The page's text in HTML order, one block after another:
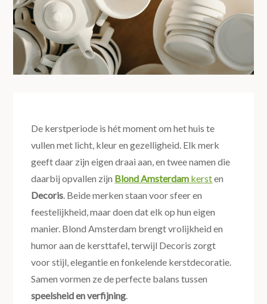
De kerstperiode is hét moment om het huis te
vullen met licht, kleur en gezelligheid. Elk merk
geeft daar zijn eigen draai aan, en twee namen die
daarbij opvallen zijn Blond Amsterdam kersten
Decoris. Beide merken staan voor sfeer en
feestelijkheid, maar doen dat elk op hun eigen
manier. Blond Amsterdam brengt vrolijkheid en
humor aan de kersttafel, terwijl Decoris zorgt
voor stijl, elegantie en fonkelende kerstdecoratie.
Samen vormen ze de perfecte balans tussen
speelsheid en verfijning.